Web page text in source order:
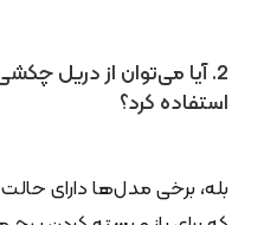
2. آیا می‌توان از دریل
استفاده کرد؟
بله، برخی مدل‌ها دارای